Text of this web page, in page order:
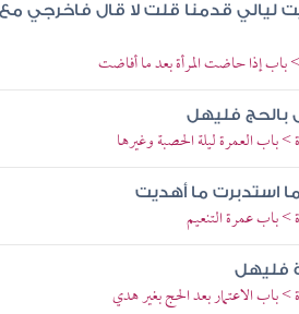
ليالي قدمنا قلت لا قال فاخرجي
إذا حاضت المرأة بعد ما أفاضت
فليهل
العمرة ليلة الحصبة وغيرها
استدبرت ما أهديت
باب عمرة التنعيم
فليهل
الاعتمار بعد الحج بغير هدي